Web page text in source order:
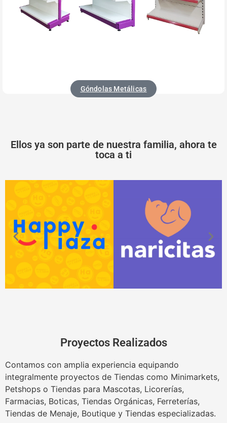
Góndolas Metálicas
Ellos ya son parte de nuestra familia, ahora te
toca a ti
Proyectos Realizados
Contamos con amplia experiencia equipando
integralmente proyectos de Tiendas como Minimarkets,
Petshops o Tiendas para Mascotas, Licorerías,
Farmacias, Boticas, Tiendas Orgánicas, Ferreterías,
Tiendas de Menaje, Boutique y Tiendas especializadas.